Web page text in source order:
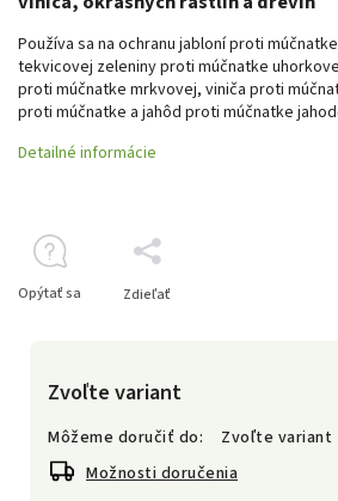
Zvoľte variant
Môžeme doručiť do:
Zvoľte variant
Možnosti doručenia
Používa sa na ochranu jabloní proti
tekvicovej zeleniny proti múčnatke
proti múčnatke mrkvovej, viniča proti
proti múčnatke a jahôd proti múčnatke
Detailné informácie
Opýtať sa Zdieľať